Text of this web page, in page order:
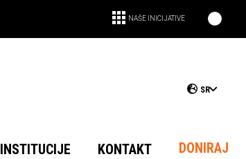
NAŠE INICIJATIVE
SR
INSTITUCIJE KONTAKT DONIRAJ